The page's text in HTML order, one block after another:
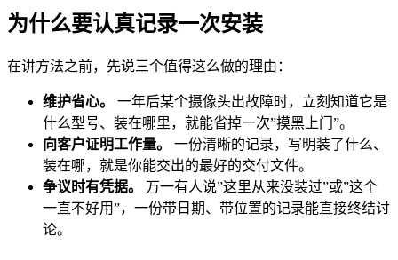
为什么要认真记录一次安装
在讲方法之前，先说三个值得这么做的理由：
维护省心。
一年后某个摄像头出故障时，立刻知道它是
什么型号、装在哪里，就能省掉一次”摸黑上门”。
向客户证明工作量。
一份清晰的记录，写明装了什么、
装在哪，就是你能交出的最好的交付文件。
争议时有凭据。
万一有人说”这里从来没装过”或”这个
一直不好用”，一份带日期、带位置的记录能直接终结讨
论。